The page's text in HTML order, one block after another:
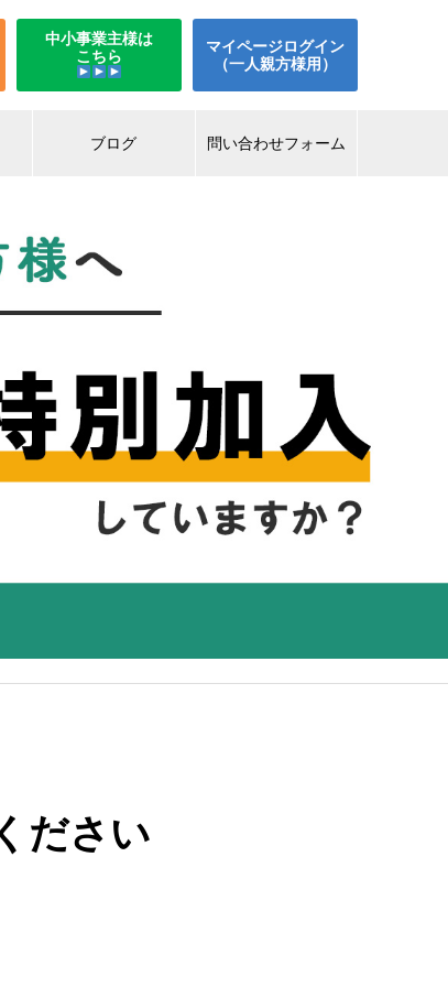
中小事業主様は
こちら
マイページログイン
（一人親方様用）
ブログ 問い合わせフォーム
ださい